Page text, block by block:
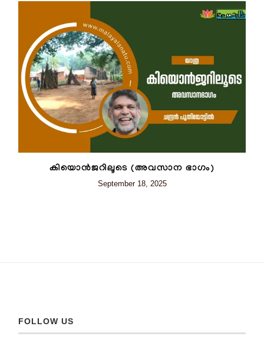
കിയൊൻജറിലൂടെ (അവസാന ഭാഗം)
September 18, 2025
FOLLOW US